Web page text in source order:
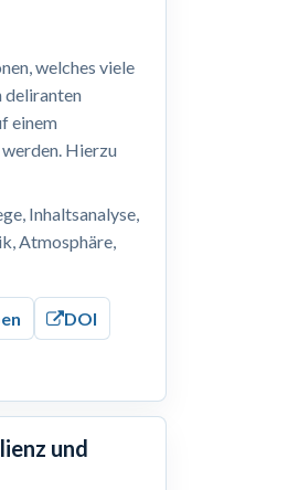
welches viele
deliranten
einem
Hierzu
Inhaltsanalyse,
Atmosphäre,
DOI
und